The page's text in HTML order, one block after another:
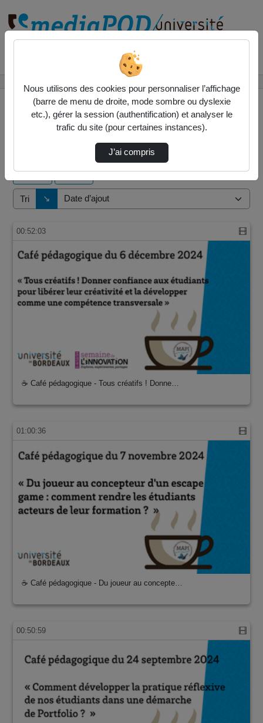
15 vidéos trouvées
Tri ↘
Direction de tri
00:52:03
☕ Café pédagogique - Tous créatifs ! Donne…
01:00:36
☕ Café pédagogique - Du joueur au concepte…
00:50:59
Nous utilisons des cookies pour personnaliser l’affichage
(barre de menu de droite, mode sombre ou dyslexie
etc.), gérer la session (authentification) et analyser le
trafic du site (pour certaines instances).
J’ai compris